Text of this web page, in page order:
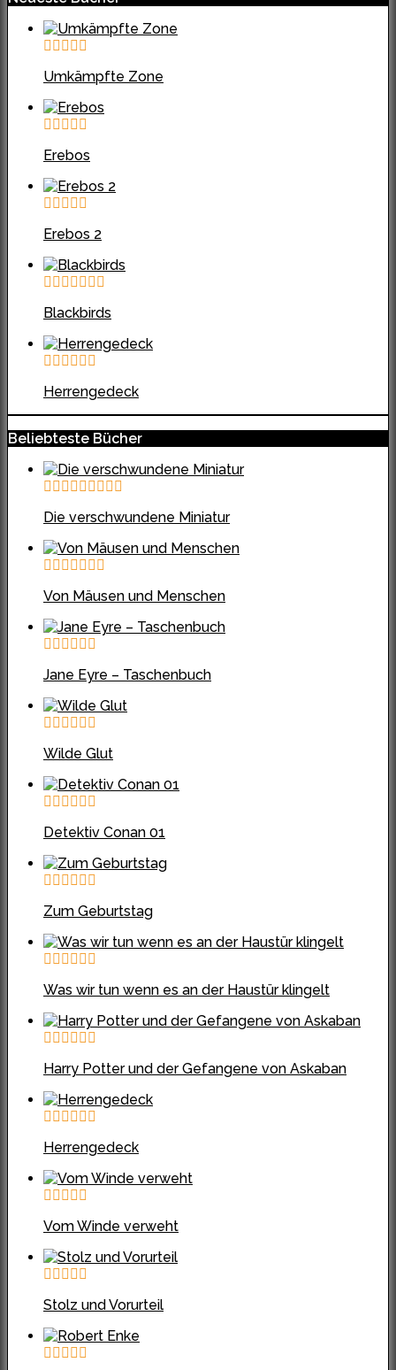
Umkämpfte Zone
Erebos
Erebos 2
Blackbirds
Herrengedeck
Beliebteste Bücher
Die verschwundene Miniatur
Von Mäusen und Menschen
Jane Eyre – Taschenbuch
Wilde Glut
Detektiv Conan 01
Zum Geburtstag
Was wir tun wenn es an der Haustür klingelt
Harry Potter und der Gefangene von Askaban
Herrengedeck
Vom Winde verweht
Stolz und Vorurteil